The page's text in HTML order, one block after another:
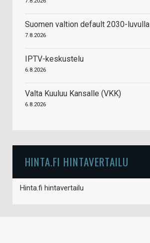
Suomen valtion default 2030-luvulla
7.8.2026
IPTV-keskustelu
6.8.2026
Valta Kuuluu Kansalle (VKK)
6.8.2026
HINTA.FI HINTAVERTAILU
Hinta.fi hintavertailu